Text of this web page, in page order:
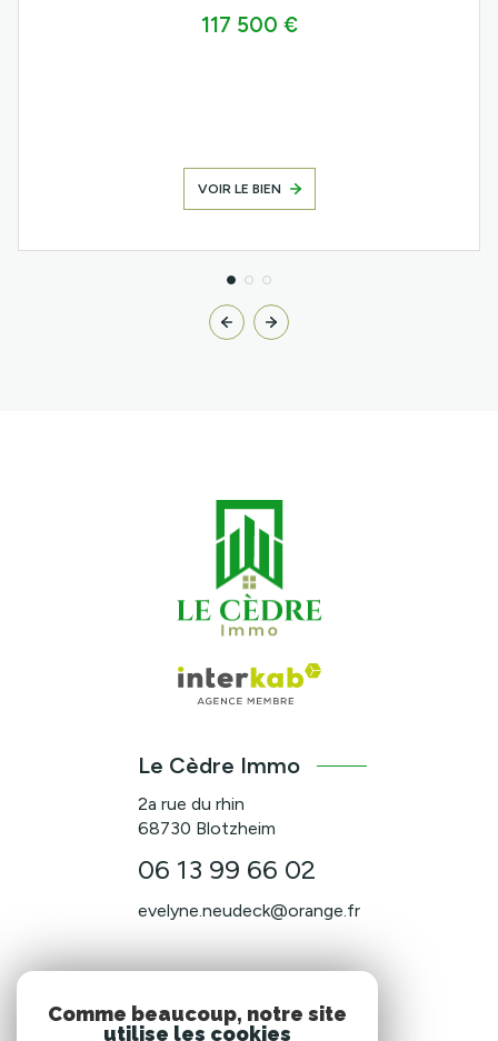
117 500 €
VOIR LE BIEN
Le Cèdre Immo
2a rue du rhin
68730 Blotzheim
06 13 99 66 02
evelyne.neudeck@orange.fr
Comme beaucoup, notre site
utilise les cookies